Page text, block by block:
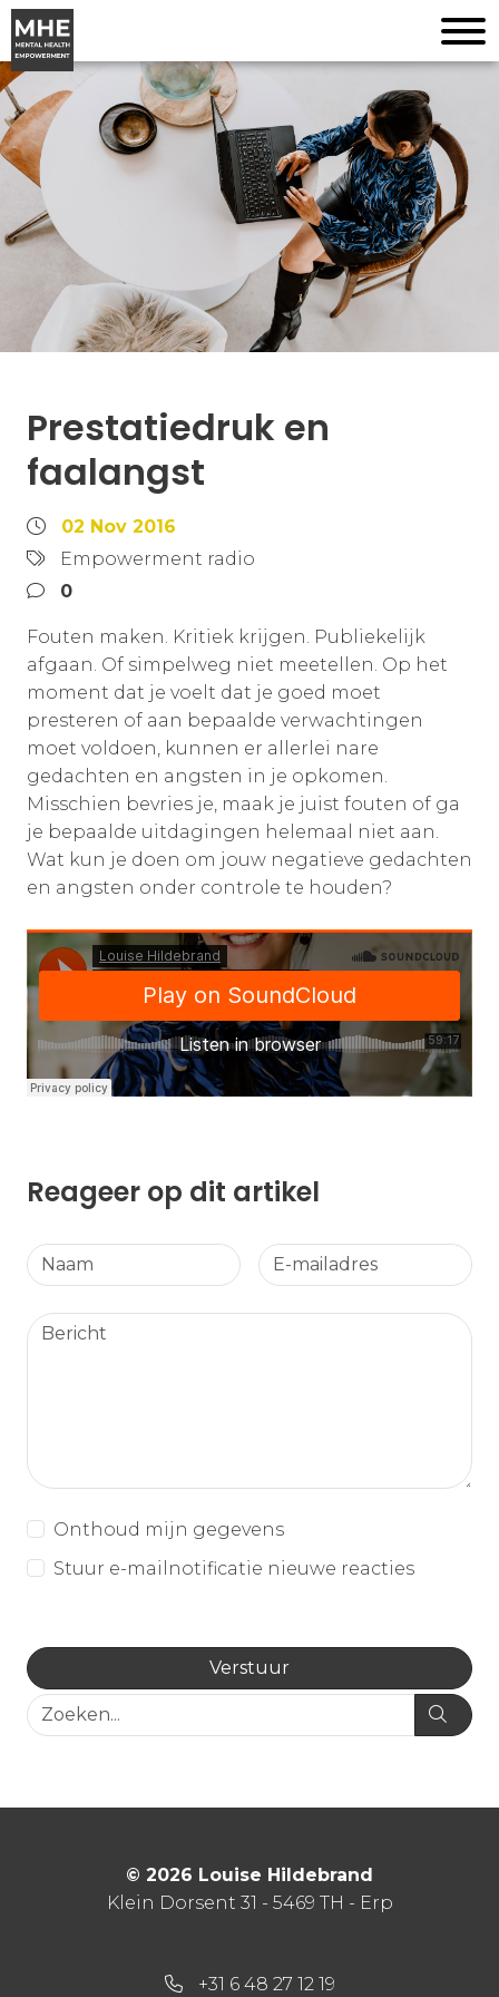
Prestatiedruk en
faalangst
02 Nov 2016
Empowerment radio
0
Fouten maken. Kritiek krijgen. Publiekelijk
afgaan. Of simpelweg niet meetellen. Op het
moment dat je voelt dat je goed moet
presteren of aan bepaalde verwachtingen
moet voldoen, kunnen er allerlei nare
gedachten en angsten in je opkomen.
Misschien bevries je, maak je juist fouten of ga
je bepaalde uitdagingen helemaal niet aan.
Wat kun je doen om jouw negatieve gedachten
en angsten onder controle te houden?
Reageer op dit artikel
Onthoud mijn gegevens
Stuur e-mailnotificatie nieuwe reacties
© 2026 Louise Hildebrand
Klein Dorsent 31 - 5469 TH - Erp
+31 6 48 27 12 19